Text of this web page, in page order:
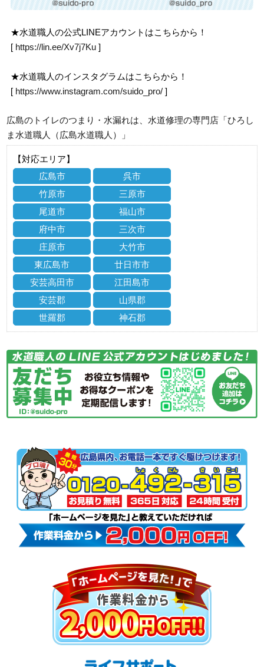
★水道職人の公式LINEアカウントはこちらから！
[ https://lin.ee/Xv7j7Ku ]
★水道職人のインスタグラムはこちらから！
[ https://www.instagram.com/suido_pro/ ]
広島のトイレのつまり・水漏れは、水道修理の専門店「ひろし
ま水道職人（広島水道職人）」
【対応エリア】
広島市
呉市
竹原市
三原市
尾道市
福山市
府中市
三次市
庄原市
大竹市
東広島市
廿日市市
安芸高田市
江田島市
安芸郡
山県郡
世羅郡
神石郡